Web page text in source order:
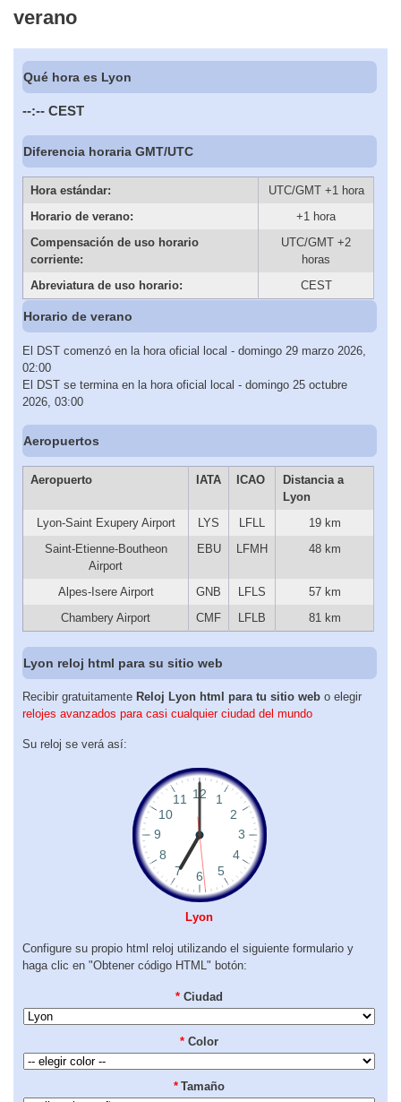
verano
Qué hora es Lyon
--:-- CEST
Diferencia horaria GMT/UTC
Hora estándar:
UTC/GMT +1 hora
Horario de verano:
+1 hora
Compensación de uso horario
corriente:
UTC/GMT +2
horas
Abreviatura de uso horario:
CEST
Horario de verano
El DST comenzó en la hora oficial local - domingo 29 marzo 2026,
02:00
El DST se termina en la hora oficial local - domingo 25 octubre
2026, 03:00
Aeropuertos
Aeropuerto IATA ICAO
Distancia a
Lyon
Lyon-Saint Exupery Airport
LYS LFLL
19 km
Saint-Etienne-Boutheon
Airport
EBU LFMH 48 km
Alpes-Isere Airport GNB LFLS
57 km
Chambery Airport
CMF LFLB 81 km
Lyon reloj html para su sitio web
Recibir gratuitamente Reloj Lyon html para tu sitio web o elegir
relojes avanzados para casi cualquier ciudad del mundo
Su reloj se verá así:
Lyon
Configure su propio html reloj utilizando el siguiente formulario y
haga clic en "Obtener código HTML" botón:
* Ciudad
* Color
* Tamaño